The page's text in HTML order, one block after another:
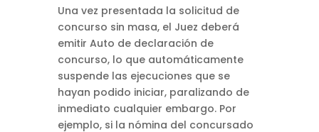
Una vez presentada la solicitud de
concurso sin masa, el Juez deberá
emitir Auto de declaración de
concurso, lo que automáticamente
suspende las ejecuciones que se
hayan podido iniciar, paralizando de
inmediato cualquier embargo. Por
ejemplo, si la nómina del concursado